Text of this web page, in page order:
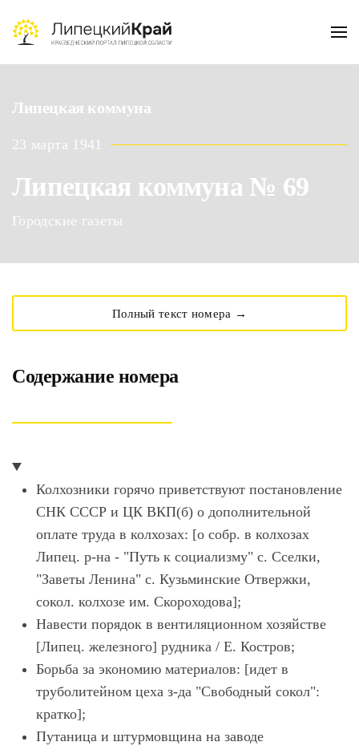
Skip to main content
Липецкая коммуна
23 марта 1941
Липецкая коммуна № 69
Городские газеты
Полный текст номера →
Содержание номера
Колхозники горячо приветствуют постановление
СНК СССР и ЦК ВКП(б) о дополнительной
оплате труда в колхозах: [о собр. в колхозах
Липец. р-на - "Путь к социализму" с. Сселки,
"Заветы Ленина" с. Кузьминские Отвержки,
сокол. колхозе им. Скороходова];
Навести порядок в вентиляционном хозяйстве
[Липец. железного] рудника / Е. Костров;
Борьба за экономию материалов: [идет в
труболитейном цеха з-да "Свободный сокол":
кратко];
Путаница и штурмовщина на заводе